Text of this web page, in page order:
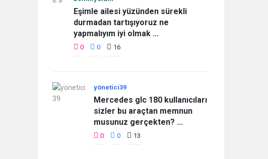
Eşimle ailesi yüzünden sürekli
durmadan tartışıyoruz ne
yapmalıyım iyi olmak ...
0 0 16
yönetici39
Mercedes glc 180 kullanıcıları
sizler bu araçtan memnun
musunuz gerçekten? ...
0 0 13